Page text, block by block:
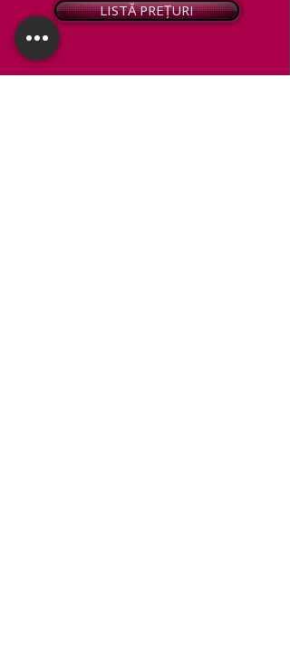
LISTĂ PREȚURI
© 2026 - Snap PhotoBooth